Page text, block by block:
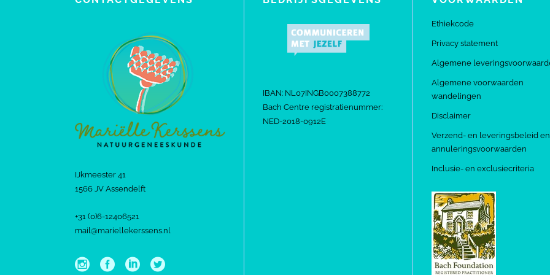
IJkmeester 41
1566 JV Assendelft
+31 (0)6-12406521
mail@mariellekerssens.nl
IBAN: NL07INGB0007388772
Bach Centre registratienummer:
NED-2018-0912E
Ethiekcode
Privacy statement
Algemene
Algemene voorwaarden
wandelingen
Disclaimer
Verzend- en leveringsbeleid en
annuleringsvoorwaarden
Inclusie- en exclusiecriteria